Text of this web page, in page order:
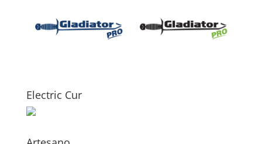
Electric Cur